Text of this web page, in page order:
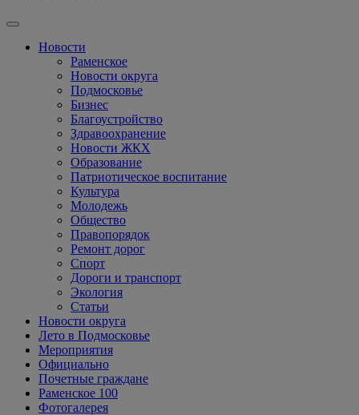
Новости
Раменское
Новости округа
Подмосковье
Бизнес
Благоустройство
Здравоохранение
Новости ЖКХ
Образование
Патриотическое воспитание
Культура
Молодежь
Общество
Правопорядок
Ремонт дорог
Спорт
Дороги и транспорт
Экология
Статьи
Новости округа
Лето в Подмосковье
Мероприятия
Официально
Почетные граждане
Раменское 100
Фотогалерея